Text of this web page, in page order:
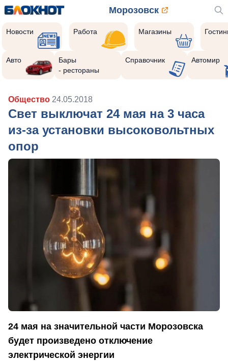
Морозовск
Новости Работа Магазины
Авто
Бары
- рестораны
Справочник Автомир
Общество 24.05.2018
Свет выключат 24 мая на 3 часа
из-за установки высоковольтных
опор
24 мая на значительной части Морозовска
будет произведено отключение
электрической энергии